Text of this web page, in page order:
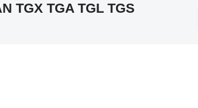
TGX TGA TGL TGS